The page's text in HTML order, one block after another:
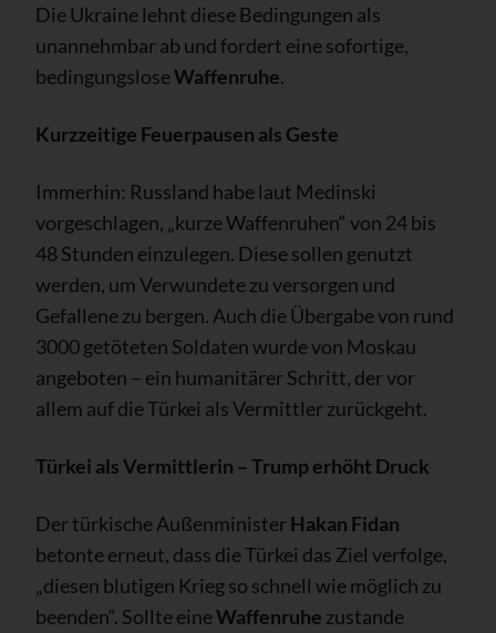
Die Ukraine lehnt diese Bedingungen als
unannehmbar ab und fordert eine sofortige,
bedingungsloseWaffenruhe.
Kurzzeitige Feuerpausen als Geste
Immerhin: Russland habe laut Medinski
vorgeschlagen, „kurze Waffenruhen“ von 24 bis
48 Stunden einzulegen. Diese sollen genutzt
werden, um Verwundete zu versorgen und
Gefallene zu bergen. Auch die Übergabe von rund
3000 getöteten Soldaten wurde von Moskau
angeboten – ein humanitärer Schritt, der vor
allem auf die Türkei als Vermittler zurückgeht.
Türkei als Vermittlerin – Trump erhöht Druck
Der türkische AußenministerHakan Fidan
betonte erneut, dass die Türkei das Ziel verfolge,
„diesen blutigen Krieg so schnell wie möglich zu
beenden“. Sollte eineWaffenruhe zustande